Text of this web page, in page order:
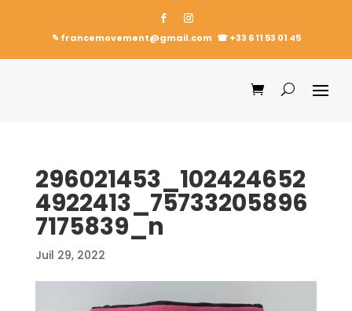
✎ francemovement@gmail.com ☎︎+33 6 11 53 01 45
296021453_102424652
4922413_75733205896
7175839_n
Juil 29, 2022